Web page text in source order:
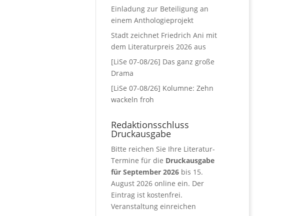
Einladung zur Beteiligung an
einem Anthologieprojekt
Stadt zeichnet Friedrich Ani mit
dem Literaturpreis 2026 aus
[LiSe 07-08/26] Das ganz große
Drama
[LiSe 07-08/26] Kolumne: Zehn
wackeln froh
Redaktionsschluss
Druckausgabe
Bitte reichen Sie Ihre Literatur-
Termine für die Druckausgabe
für September 2026 bis 15.
August 2026 online ein. Der
Eintrag ist kostenfrei.
Veranstaltung einreichen